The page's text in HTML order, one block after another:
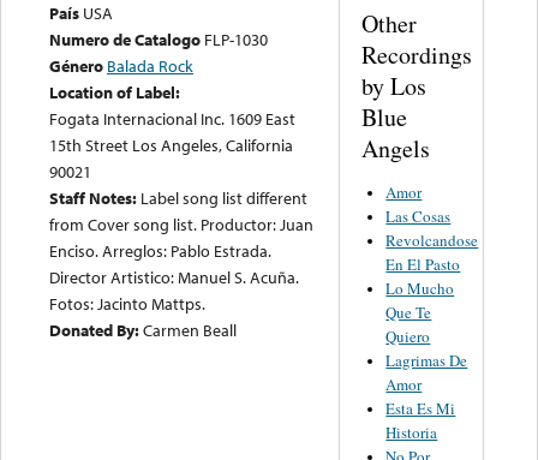
País USA
Numero de Catalogo FLP-1030
Género Balada Rock
Location of Label:
Fogata Internacional Inc. 1609 East
15th Street Los Angeles, California
90021
Staff Notes: Label song list different
from Cover song list. Productor: Juan
Enciso. Arreglos: Pablo Estrada.
Director Artistico: Manuel S. Acuña.
Fotos: Jacinto Mattps.
Donated By:Carmen Beall
Other
Recordings
by Los
Blue
Angels
Amor
Las Cosas
Revolcandose
En El Pasto
Lo Mucho
Que Te
Quiero
Lagrimas De
Amor
Esta Es Mi
Historia